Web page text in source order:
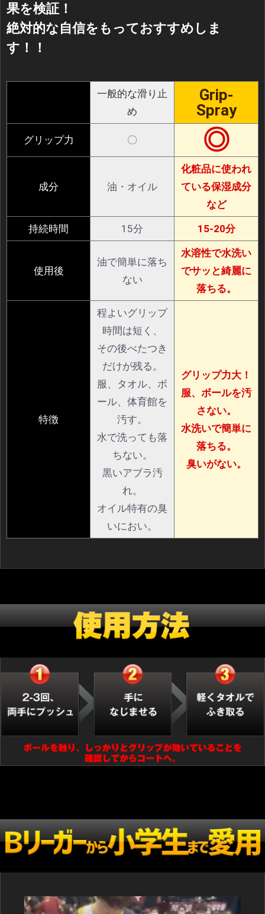
果を検証！
絶対的な自信をもっておすすめしま
す！！
一般的な滑り止
め
Grip-
Spray
グリップ力 〇 ◎
成分 油・オイル
化粧品に使われ
ている保湿成分
など
持続時間 15分 15-20分
使用後
油で簡単に落ち
ない
水溶性で水洗い
でサッと綺麗に
落ちる。
特徴
程よいグリップ
時間は短く、
その後べたつき
だけが残る。
服、タオル、ボ
ール、体育館を
汚す。
水で洗っても落
ちない。
黒いアブラ汚
れ。
オイル特有の臭
いにおい。
グリップ力大！
服、ボールを汚
さない。
水洗いで簡単に
落ちる。
臭いがない。